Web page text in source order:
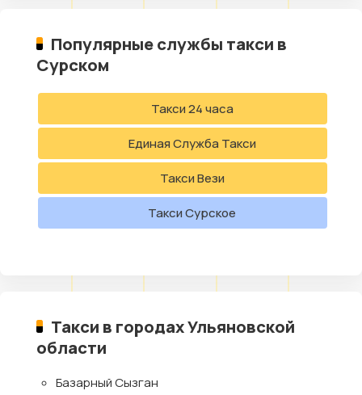
Популярные службы такси в
Сурском
Такси 24 часа
Единая Служба Такси
Такси Вези
Такси Сурское
Такси в городах Ульяновской
области
Базарный Сызган